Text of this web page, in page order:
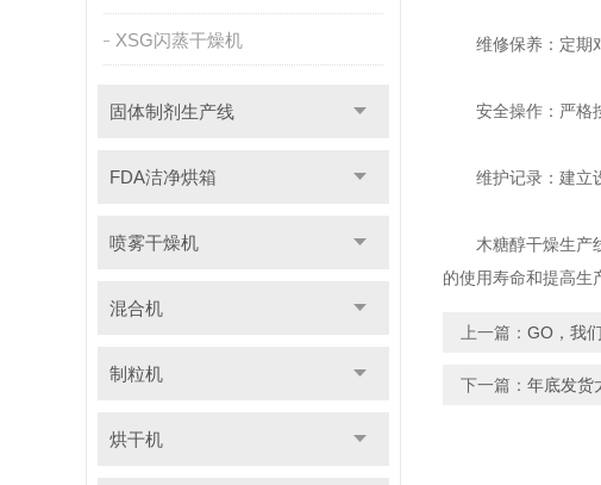
XSG闪蒸干燥机
固体制剂生产线
FDA洁净烘箱
喷雾干燥机
混合机
制粒机
烘干机
维修保养：定期对
安全操作：严格按
维护记录：建立设
木糖醇干燥生产
的使用寿命和提高生
上一篇： GO，我
下一篇： 年底发货